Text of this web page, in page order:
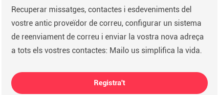
Recuperar missatges, contactes i esdeveniments del
vostre antic proveïdor de correu, configurar un sistema
de reenviament de correu i enviar la vostra nova adreça
a tots els vostres contactes: Mailo us simplifica la vida.
Registra't